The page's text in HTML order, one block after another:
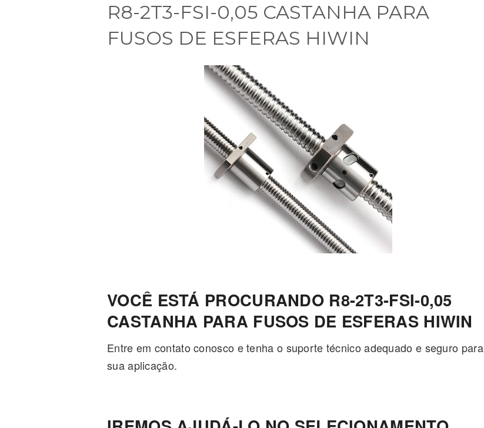
R8-2T3-FSI-0,05 CASTANHA PARA
FUSOS DE ESFERAS HIWIN
VOCÊ ESTÁ PROCURANDO R8-2T3-FSI-0,05
CASTANHA PARA FUSOS DE ESFERAS HIWIN
Entre em contato conosco e tenha o suporte técnico adequado e seguro para
sua aplicação.